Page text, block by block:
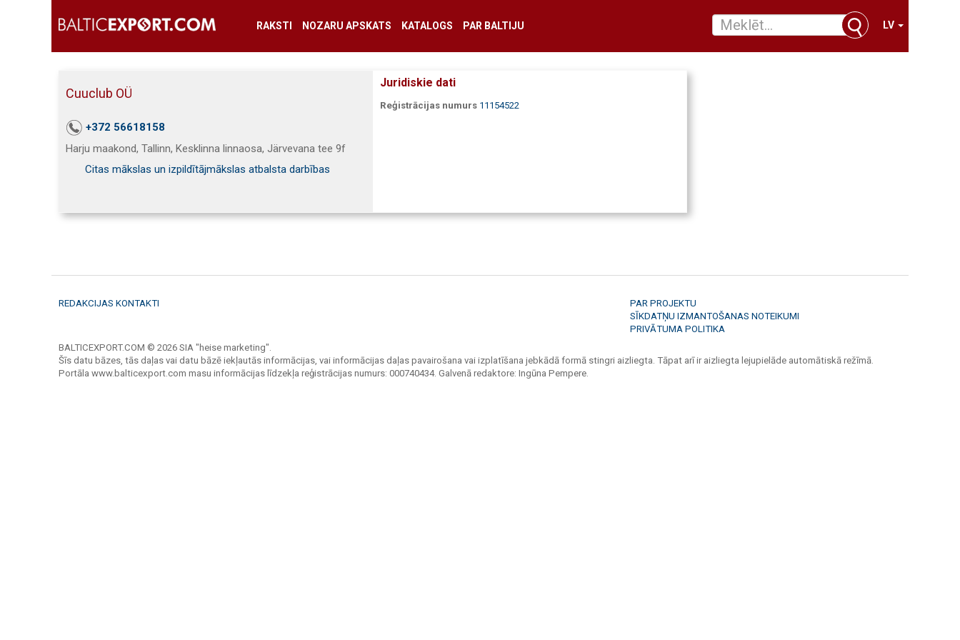
RAKSTI NOZARU APSKATS KATALOGS PAR BALTIJU LV
Cuuclub OÜ
+372 56618158
Harju maakond, Tallinn, Kesklinna linnaosa, Järvevana tee 9f
Citas mākslas un izpildītājmākslas atbalsta darbības
Juridiskie dati
Reģistrācijas numurs 11154522
REDAKCIJAS KONTAKTI
PAR PROJEKTU
SĪKDATŅU IZMANTOŠANAS NOTEIKUMI
PRIVĀTUMA POLITIKA
BALTICEXPORT.COM © 2026 SIA "heise marketing".
Šīs datu bāzes, tās daļas vai datu bāzē iekļautās informācijas, vai informācijas daļas pavairošana vai izplatīšana jebkādā formā stingri aizliegta. Tāpat arī ir aizliegta lejupielāde automātiskā režīmā.
Portāla www.balticexport.com masu informācijas līdzekļa reģistrācijas numurs: 000740434. Galvenā redaktore: Ingūna Pempere.